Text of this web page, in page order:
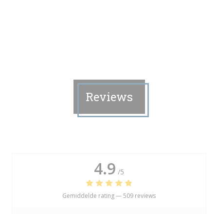
Reviews
4.9 /5
Gemiddelde rating —509 reviews